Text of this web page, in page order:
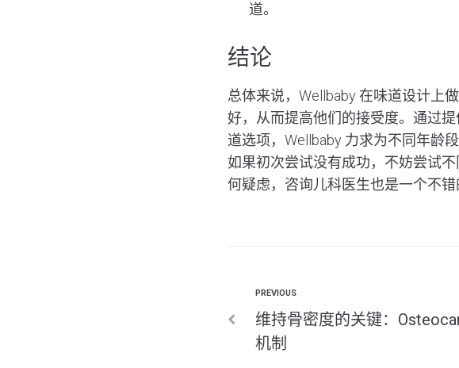
道。
结论
总体来说，Wellbaby 在味道设计上
好，从而提高他们的接受度。通过
道选项，Wellbaby 力求为不同年龄
如果初次尝试没有成功，不妨尝试
何疑虑，咨询儿科医生也是一个不错
PREVIOUS
维持骨密度的关键：
机制